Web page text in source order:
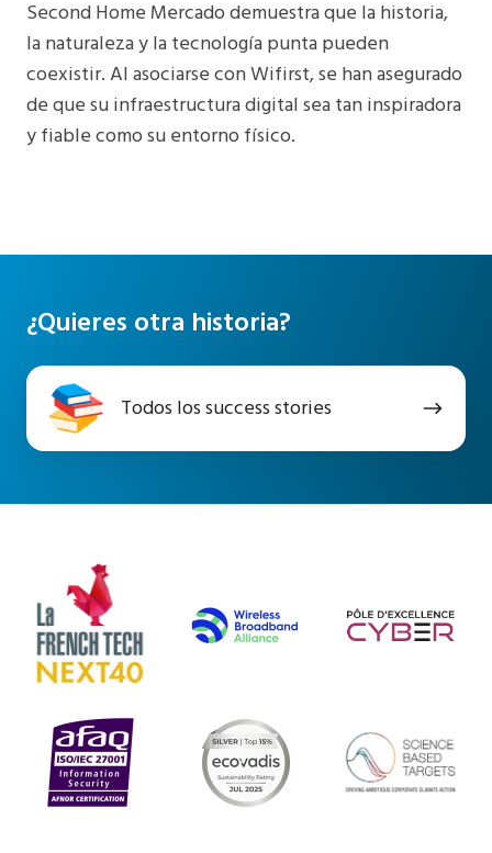
Second Home Mercado demuestra que la historia,
la naturaleza y la tecnología punta pueden
coexistir. Al asociarse con Wifirst, se han asegurado
de que su infraestructura digital sea tan inspiradora
y fiable como su entorno físico.
¿Quieres otra historia?
Todos los success stories
Todos
los
success